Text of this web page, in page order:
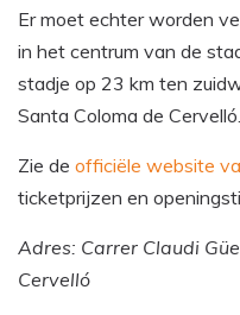
Er moet echter worden
in het centrum van de
stadje op 23 km ten
Santa Coloma de Cervelló.
Zie de officiële website
ticketprijzen en
Adres: Carrer Claudi
Cervelló